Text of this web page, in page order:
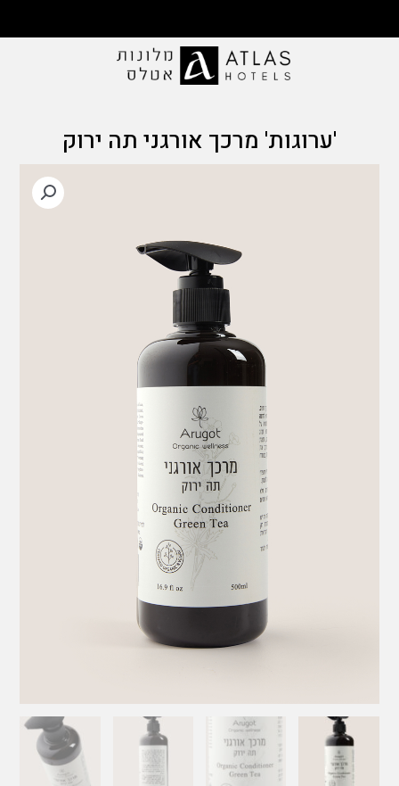
משלוח ללא עלות ברכישה מעל 199 ₪ | משלוחים
לכל אזורי הארץ
'ערוגות' מרכך אורגני תה ירוק